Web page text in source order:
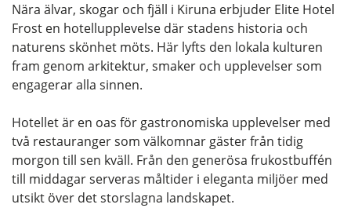
Nära älvar, skogar och fjäll i Kiruna erbjuder Elite Hotel
Frost en hotellupplevelse där stadens historia och
naturens skönhet möts. Här lyfts den lokala kulturen
fram genom arkitektur, smaker och upplevelser som
engagerar alla sinnen.
Hotellet är en oas för gastronomiska upplevelser med
två restauranger som välkomnar gäster från tidig
morgon till sen kväll. Från den generösa frukostbuffén
till middagar serveras måltider i eleganta miljöer med
utsikt över det storslagna landskapet.